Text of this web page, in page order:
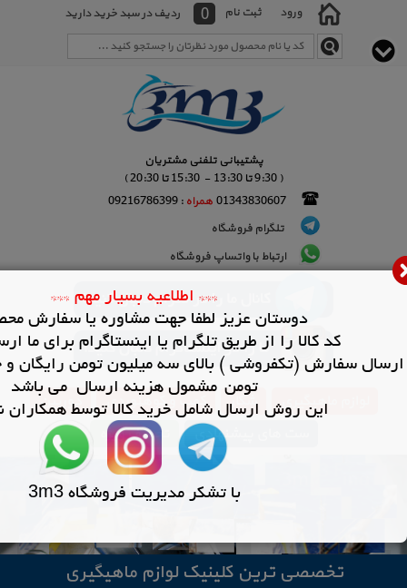
ورود ثبت نام 0 ردیف در سبد خرید دارید
پشتیبانی تلفنی مشتریان
( 9:30 تا 13:30 - 15:30 تا 20:30 )
01343830607 همراه : 09216786399
تلگرام فروشگاه
ارتباط با واتساپ فروشگاه
لوازم ماهیگیری شکار کمپ و کوهنوردی
دوربین
ست های پیشنهادی
تخفیف ویژه
تخصصی ترین کلینیک لوازم ماهیگیری